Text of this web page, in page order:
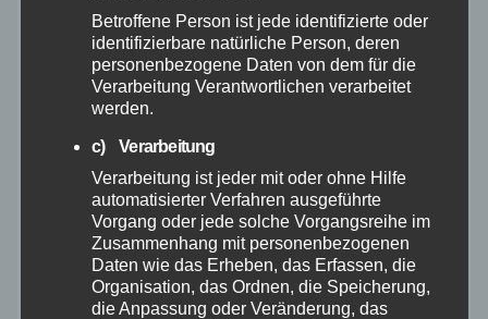
Juni 2026
April 2026
März 2026
Februar 2026
Betroffene Person ist jede identifizierte oder
identifizierbare natürliche Person, deren
personenbezogene Daten von dem für die
Verarbeitung Verantwortlichen verarbeitet
werden.
c) Verarbeitung
Verarbeitung ist jeder mit oder ohne Hilfe
automatisierter Verfahren ausgeführte
Vorgang oder jede solche Vorgangsreihe im
Zusammenhang mit personenbezogenen
Daten wie das Erheben, das Erfassen, die
Organisation, das Ordnen, die Speicherung,
die Anpassung oder Veränderung, das